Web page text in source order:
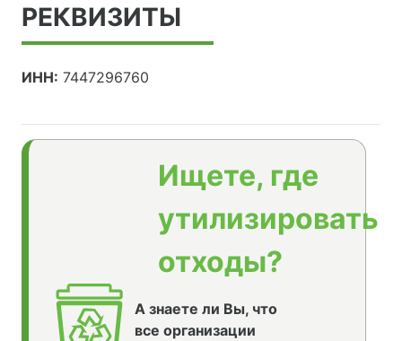
РЕКВИЗИТЫ
ИНН: 7447296760
Ищете, где
утилизировать
отходы?
А знаете ли Вы, что
все организации